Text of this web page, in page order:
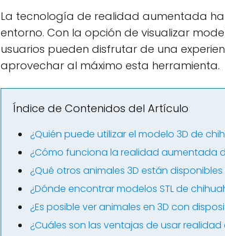
La tecnología de realidad aumentada
entorno. Con la opción de visualizar
usuarios pueden disfrutar de una
aprovechar al máximo esta herramienta.
Índice de Contenidos del Artículo
¿Quién puede utilizar el modelo 3D de
¿Cómo funciona la realidad aumentada
¿Qué otros animales 3D están
¿Dónde encontrar modelos STL de
¿Es posible ver animales en 3D con
¿Cuáles son las ventajas de usar